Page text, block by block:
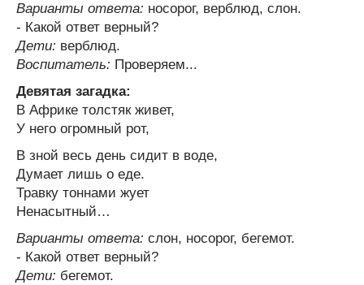
Варианты ответа: носорог, верблюд, слон.
- Какой ответ верный?
Дети: верблюд.
Воспитатель: Проверяем...
Девятая загадка:
В Африке толстяк живет,
У него огромный рот,
В зной весь день сидит в воде,
Думает лишь о еде.
Травку тоннами жует
Ненасытный…
Варианты ответа: слон, носорог, бегемот.
- Какой ответ верный?
Дети: бегемот.